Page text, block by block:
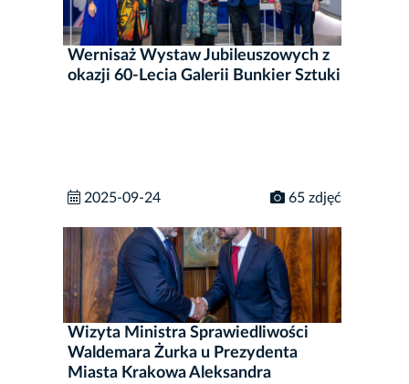
Wernisaż Wystaw Jubileuszowych z
okazji 60-Lecia Galerii Bunkier Sztuki
2025-09-24 65 zdjęć
Wizyta Ministra Sprawiedliwości
Waldemara Żurka u Prezydenta
Miasta Krakowa Aleksandra